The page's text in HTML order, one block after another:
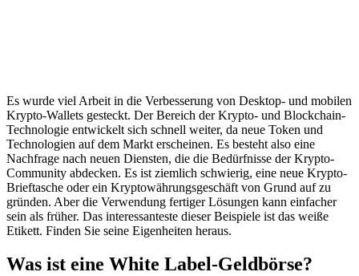
Es wurde viel Arbeit in die Verbesserung von Desktop- und mobilen
Krypto-Wallets gesteckt. Der Bereich der Krypto- und Blockchain-
Technologie entwickelt sich schnell weiter, da neue Token und
Technologien auf dem Markt erscheinen. Es besteht also eine
Nachfrage nach neuen Diensten, die die Bedürfnisse der Krypto-
Community abdecken. Es ist ziemlich schwierig, eine neue Krypto-
Brieftasche oder ein Kryptowährungsgeschäft von Grund auf zu
gründen. Aber die Verwendung fertiger Lösungen kann einfacher
sein als früher. Das interessanteste dieser Beispiele ist das weiße
Etikett. Finden Sie seine Eigenheiten heraus.
Was ist eine White Label-Geldbörse?